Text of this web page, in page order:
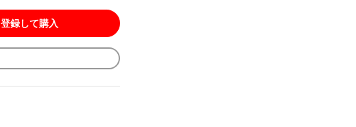
登録して購入